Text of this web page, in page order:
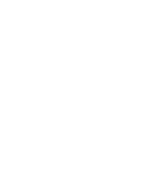
Schädigung
dieselben
wurden, können